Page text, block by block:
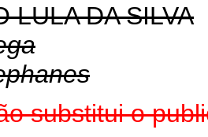
LULA DA SILVA
substitui o